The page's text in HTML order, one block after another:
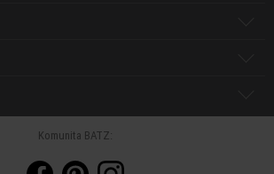
Komunita BATZ: